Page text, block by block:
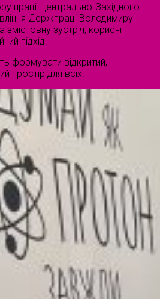
праці Центрально-Західного
Держпраці Володимиру
зустріч, корисні
підхід.
формувати відкритий,
простір для всіх.